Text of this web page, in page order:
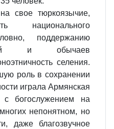
свое тюркоязычие,
национального
поддержанию
и обычаев
селения.
роль в сохранении
играла Армянская
с богослужением на
непонятном, но
даже благозвучное